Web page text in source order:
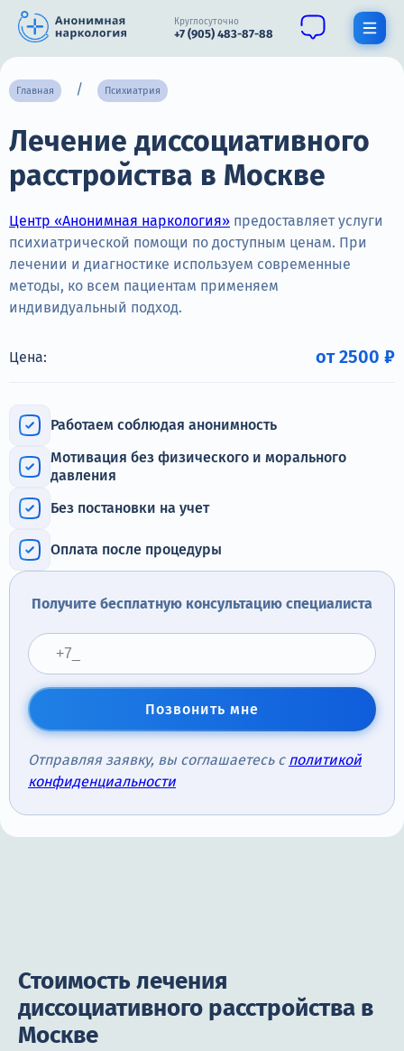
Круглосуточно
+7 (905) 483-87-88
О нас
Наркомания
Алкоголизм
Нарколог
Стационар
Терапия
Контакты
Круглосуточно, анонимно
+7 (905) 483-87-88
Адрес call-центра
Главная Психиатрия
Лечение диссоциативного
расстройства в Москве
Центр «Анонимная наркология» предоставляет услуги
психиатрической помощи по доступным ценам. При
лечении и диагностике используем современные
методы, ко всем пациентам применяем
индивидуальный подход.
Цена: от 2500 ₽
Работаем соблюдая анонимность
Мотивация без физического и морального
давления
Без постановки на учет
Оплата после процедуры
Получите бесплатную консультацию специалиста
Позвонить мне
Отправляя заявку, вы соглашаетесь с политикой
конфиденциальности
Стоимость лечения
диссоциативного расстройства в
Москве